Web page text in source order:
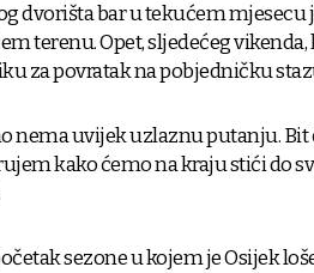
dvorišta bar u tekućem
terenu. Opet, sljedećeg
za povratak na pobjedničku
nema uvijek uzlaznu putanju. Bit
kako ćemo na kraju stići do
sezone u kojem je Osijek